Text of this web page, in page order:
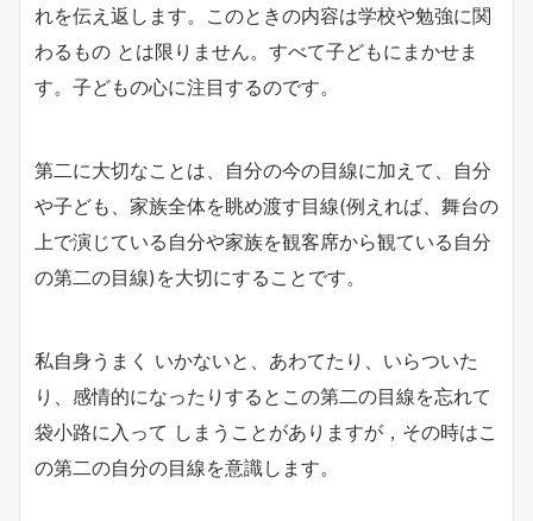
れを伝え返します。このときの内容は学校や勉強に関
わるもの とは限りません。すべて子どもにまかせま
す。子どもの心に注目するのです。
第二に大切なことは、自分の今の目線に加えて、自分
や子ども、家族全体を眺め渡す目線(例えれば、舞台の
上で演じている自分や家族を観客席から観ている自分
の第二の目線)を大切にすることです。
私自身うまく いかないと、あわてたり、いらついた
り、感情的になったりするとこの第二の目線を忘れて
袋小路に入って しまうことがありますが，その時はこ
の第二の自分の目線を意識します。